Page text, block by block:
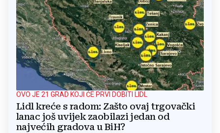
OVO JE 21 GRAD KOJI ĆE PRVI DOBITI LIDL
Lidl kreće s radom: Zašto ovaj trgovački
lanac još uvijek zaobilazi jedan od
najvećih gradova u BiH?